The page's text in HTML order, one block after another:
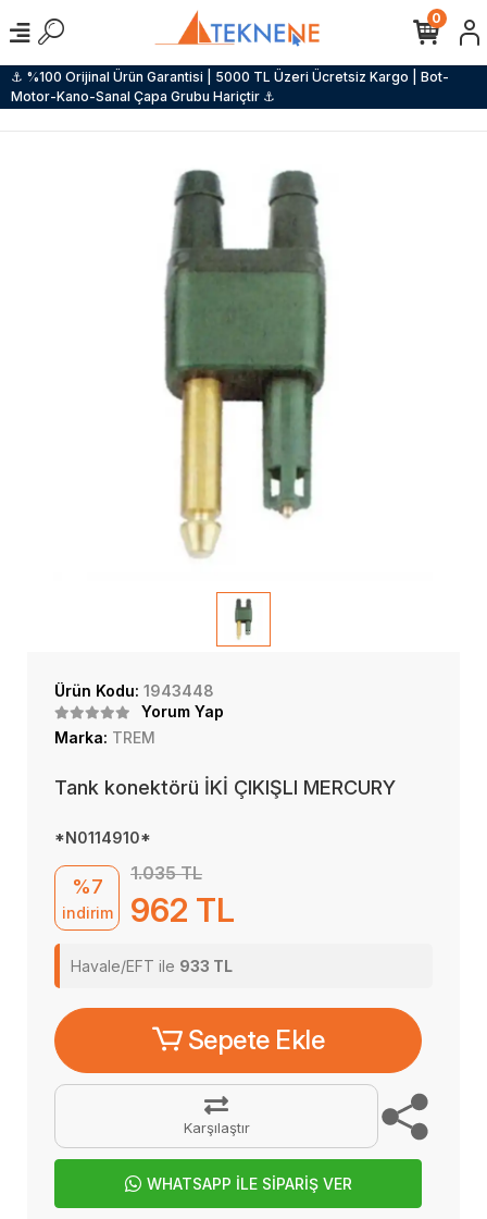
⚓ %100 Orijinal Ürün Garantisi | 5000 TL Üzeri Ücretsiz Kargo | Bot-
Motor-Kano-Sanal Çapa Grubu Hariçtir ⚓
0
Ürün Kodu: 1943448
Yorum Yap
Marka: TREM
Tank konektörü İKİ ÇIKIŞLI MERCURY
*N0114910*
%7
indirim
1.035 TL
962 TL
Havale/EFT ile 933 TL
Sepete Ekle
Karşılaştır
WHATSAPP İLE SİPARİŞ VER